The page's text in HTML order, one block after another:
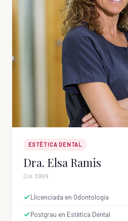
ESTÈTICA DENTAL
Dra. Elsa Ramis
Col. 3969
Llicenciada en Odontologia
Postgrau en Estètica Dental